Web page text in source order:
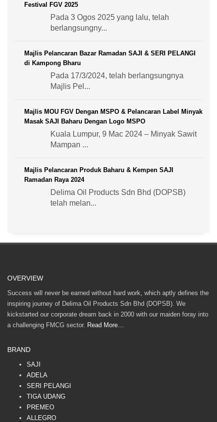
Festival FGV 2025
Pada 3 Ogos 2025 yang lalu, telah
berlangsungny...
Majlis Pelancaran Bazar Ramadan SAJI & SERI PELANGI
di Kampong Bharu
Pada 17/3/2024, telah berlangsungnya
Majlis Pel...
Majlis MOU FGV Dengan MSPO & Pelancaran Label Minyak
Masak SAJI Baharu Dengan Logo MSPO
Kuala Lumpur, 9 Mac 2024 – Minyak Sawit
Mampan ...
Majlis Pelancaran Produk Baharu & Kempen SAJI
Ramadan Raya 2024
Delima Oil Products Sdn Bhd (DOPSB)
telah melan...
OVERVIEW
Success will never be earned without hard work, which aptly defines the
inspiring journey of Delima Oil Products Sdn Bhd (DOPSB). We
kickstarted our corporate dream back in 2000 with our maiden foray into
a challenging FMCG sector. Read More…
BRAND
SAJI
ADELA
SERI PELANGI
TIGA UDANG
PREMEO
ALLEGRO